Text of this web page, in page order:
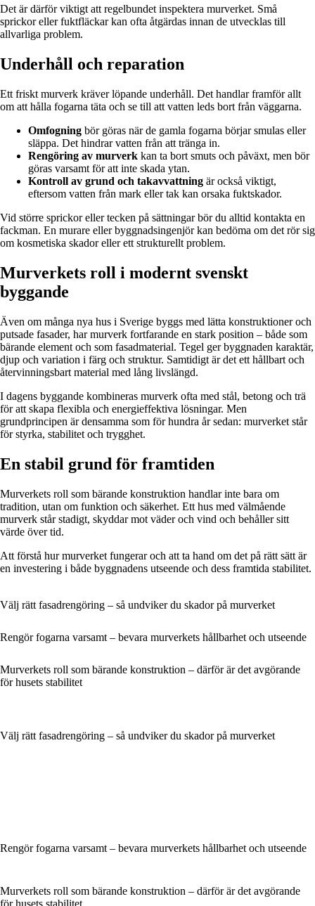
Det är därför viktigt att regelbundet inspektera murverket. Små
sprickor eller fuktfläckar kan ofta åtgärdas innan de utvecklas till
allvarliga problem.
Underhåll och reparation
Ett friskt murverk kräver löpande underhåll. Det handlar framför allt
om att hålla fogarna täta och se till att vatten leds bort från väggarna.
Omfogning bör göras när de gamla fogarna börjar smulas eller
släppa. Det hindrar vatten från att tränga in.
Rengöring av murverk kan ta bort smuts och påväxt, men bör
göras varsamt för att inte skada ytan.
Kontroll av grund och takavvattning är också viktigt,
eftersom vatten från mark eller tak kan orsaka fuktskador.
Vid större sprickor eller tecken på sättningar bör du alltid kontakta en
fackman. En murare eller byggnadsingenjör kan bedöma om det rör sig
om kosmetiska skador eller ett strukturellt problem.
Murverkets roll i modernt svenskt
byggande
Även om många nya hus i Sverige byggs med lätta konstruktioner och
putsade fasader, har murverk fortfarande en stark position – både som
bärande element och som fasadmaterial. Tegel ger byggnaden karaktär,
djup och variation i färg och struktur. Samtidigt är det ett hållbart och
återvinningsbart material med lång livslängd.
I dagens byggande kombineras murverk ofta med stål, betong och trä
för att skapa flexibla och energieffektiva lösningar. Men
grundprincipen är densamma som för hundra år sedan: murverket står
för styrka, stabilitet och trygghet.
En stabil grund för framtiden
Murverkets roll som bärande konstruktion handlar inte bara om
tradition, utan om funktion och säkerhet. Ett hus med välmående
murverk står stadigt, skyddar mot väder och vind och behåller sitt
värde över tid.
Att förstå hur murverket fungerar och att ta hand om det på rätt sätt är
en investering i både byggnadens utseende och dess framtida stabilitet.
Välj rätt fasadrengöring – så undviker du skador på murverket
Rengör fogarna varsamt – bevara murverkets hållbarhet och utseende
Murverkets roll som bärande konstruktion – därför är det avgörande
för husets stabilitet
Välj rätt fasadrengöring – så undviker du skador på murverket
Rengör fogarna varsamt – bevara murverkets hållbarhet och utseende
Murverkets roll som bärande konstruktion – därför är det avgörande
för husets stabilitet